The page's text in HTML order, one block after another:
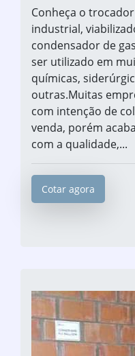
Conheça o
industrial,
condensador de
ser utilizado em
químicas,
outras.Muitas
com intenção de
venda, porém
com a qualidade,...
Cotar agora